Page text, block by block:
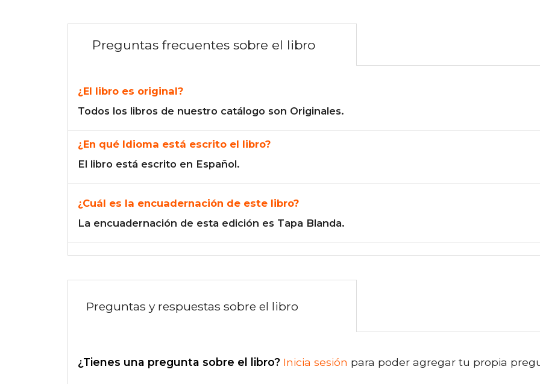
Preguntas frecuentes sobre el libro
¿El libro es original?
Todos los libros de nuestro catálogo son Originales.
¿En qué Idioma está escrito el libro?
El libro está escrito en Español.
¿Cuál es la encuadernación de este libro?
La encuadernación de esta edición es Tapa Blanda.
Preguntas y respuestas sobre el libro
¿Tienes una pregunta sobre el libro? Inicia sesión para poder agregar tu propia